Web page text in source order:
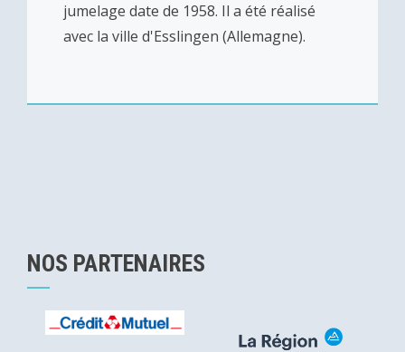
jumelage date de 1958. Il a été réalisé
avec la ville d'Esslingen (Allemagne).
NOS PARTENAIRES